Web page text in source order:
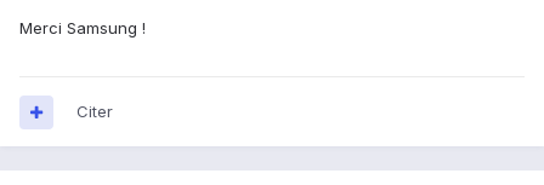
Merci Samsung !
Citer